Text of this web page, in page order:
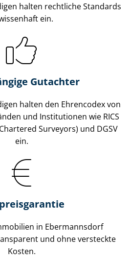
halten rechtliche Standards
ein.
Gutachter
halten den Ehrencodex von
und Institutionen wie RICS
Surveyors) und DGSV
ein.
in Ebermannsdorf
und ohne versteckte
Kosten.